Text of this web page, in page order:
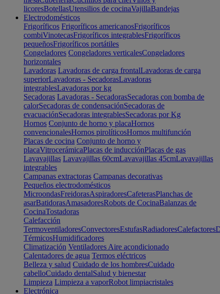
licoresBotellasUtensilios de cocinaVajillaBandejas
Electrodomésticos
Frigoríficos Frigoríficos americanosFrigoríficos
combiVinotecasFrigoríficos integrablesFrigoríficos
pequeñosFrigoríficos portátiles
Congeladores Congeladores verticalesCongeladores
horizontales
Lavadoras Lavadoras de carga frontalLavadoras de carga
superiorLavadoras - SecadorasLavadoras
integrablesLavadoras por kg
Secadoras Lavadoras - SecadorasSecadoras con bomba de
calorSecadoras de condensaciónSecadoras de
evacuaciónSecadoras integrablesSecadoras por Kg
Hornos Conjunto de horno y placaHornos
convencionalesHornos pirolíticosHornos multifunción
Placas de cocina Conjunto de horno y
placaVitrocerámicaPlacas de inducciónPlacas de gas
Lavavajillas Lavavajillas 60cmLavavajillas 45cmLavavajillas
integrables
Campanas extractoras Campanas decorativas
Pequeños electrodomésticos
MicroondasFreidorasAspiradoresCafeterasPlanchas de
asarBatidorasAmasadoresRobots de CocinaBalanzas de
CocinaTostadoras
Calefacción
TermoventiladoresConvectoresEstufasRadiadoresCalefactores
TérmicosHumidificadores
Climatización Ventiladores Aire acondicionado
Calentadores de agua Termos eléctricos
Belleza y salud Cuidado de los hombresCuidado
cabelloCuidado dentalSalud y bienestar
Limpieza Limpieza a vaporRobot limpiacristales
Electrónica